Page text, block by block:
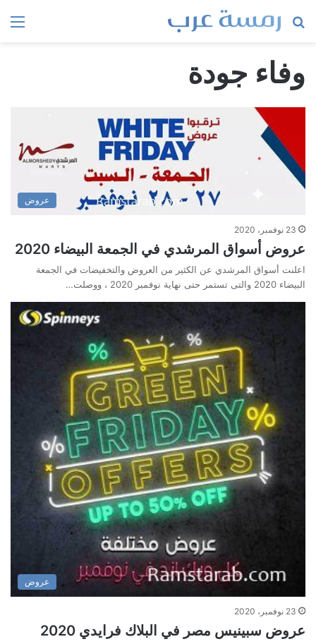
بحث
وفاء جودة
عروض
23 نوفمبر، 2020
عروض أسواق المرشدي في الجمعة البيضاء 2020
اعلنت أسواق المرشدي عن الكثير من العروض والتخفيضات في الجمعة
البيضاء 2020 والتى تستمر حتى نهاية نوفمبر 2020 ، ووصلت…
عروض
23 نوفمبر، 2020
عروض سبينيس مصر في البلاك فرايدي 2020